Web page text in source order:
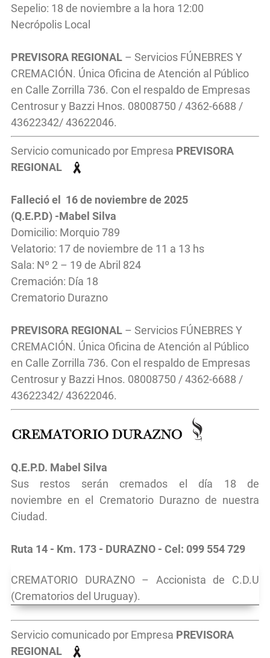
Sepelio: 18 de noviembre a la hora 12:00
Necrópolis Local
PREVISORA REGIONAL – Servicios FÚNEBRES Y
CREMACIÓN. Única Oficina de Atención al Público
en Calle Zorrilla 736. Con el respaldo de Empresas
Centrosur y Bazzi Hnos. 08008750 / 4362-6688 /
43622342/ 43622046.
Servicio comunicado por Empresa PREVISORA
REGIONAL
Falleció el 16 de noviembre de 2025
(Q.E.P.D) -Mabel Silva
Domicilio: Morquio 789
Velatorio: 17 de noviembre de 11 a 13 hs
Sala: Nº 2 – 19 de Abril 824
Cremación: Día 18
Crematorio Durazno
PREVISORA REGIONAL – Servicios FÚNEBRES Y
CREMACIÓN. Única Oficina de Atención al Público
en Calle Zorrilla 736. Con el respaldo de Empresas
Centrosur y Bazzi Hnos. 08008750 / 4362-6688 /
43622342/ 43622046.
Q.E.P.D. Mabel Silva
Sus restos serán cremados el día 18 de
noviembre en el Crematorio Durazno de nuestra
Ciudad.
Ruta 14 - Km. 173 - DURAZNO - Cel: 099 554 729
CREMATORIO DURAZNO – Accionista de C.D.U
(Crematorios del Uruguay).
Servicio comunicado por Empresa PREVISORA
REGIONAL